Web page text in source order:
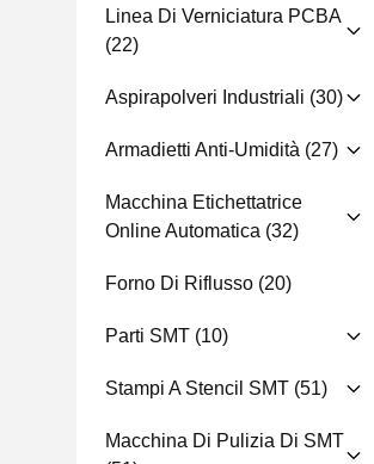
Linea Di Verniciatura PCBA
(22)
Aspirapolveri Industriali (30)
Armadietti Anti-Umidità (27)
Macchina Etichettatrice
Online Automatica (32)
Forno Di Riflusso (20)
Parti SMT (10)
Stampi A Stencil SMT (51)
Macchina Di Pulizia Di SMT